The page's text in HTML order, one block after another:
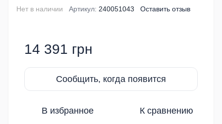
Нет в наличии Артикул: 240051043 Оставить отзыв
14 391 грн
Сообщить, когда появится
В избранное К сравнению